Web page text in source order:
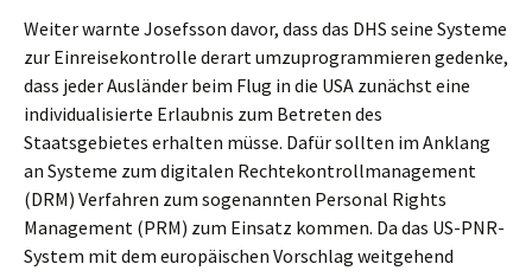
Weiter warnte Josefsson davor, dass das DHS seine Systeme
zur Einreisekontrolle derart umzuprogrammieren gedenke,
dass jeder Ausländer beim Flug in die USA zunächst eine
individualisierte Erlaubnis zum Betreten des
Staatsgebietes erhalten müsse. Dafür sollten im Anklang
an Systeme zum digitalen Rechtekontrollmanagement
(DRM) Verfahren zum sogenannten Personal Rights
Management (PRM) zum Einsatz kommen. Da das US-PNR-
System mit dem europäischen Vorschlag weitgehend